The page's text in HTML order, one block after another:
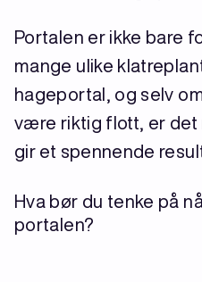
Portalen er ikke bare
mange ulike
hageportal, og selv
være riktig flott, er det
gir et spennende
Hva bør du tenke på
portalen?